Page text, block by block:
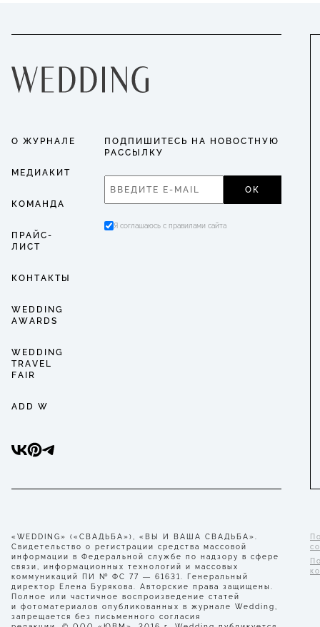
О ЖУРНАЛЕ
МЕДИАКИТ
КОМАНДА
ПРАЙС-
ЛИСТ
КОНТАКТЫ
WEDDING
AWARDS
WEDDING
TRAVEL
FAIR
ADD W
ПОДПИШИТЕСЬ НА НОВОСТНУЮ
РАССЫЛКУ
ОК
Я соглашаюсь с правилами сайта
«WEDDING» («СВАДЬБА»), «ВЫ И ВАША СВАДЬБА».
Свидетельство о регистрации средства массовой
информации в Федеральной службе по надзору в сфере
связи, информационных технологий и массовых
коммуникаций ПИ № ФС 77 — 61631. Генеральный
директор Елена Бурякова. Авторские права защищены.
Полное или частичное воспроизведение статей
и фотоматериалов опубликованных в журнале Wedding,
запрещается без письменного согласия